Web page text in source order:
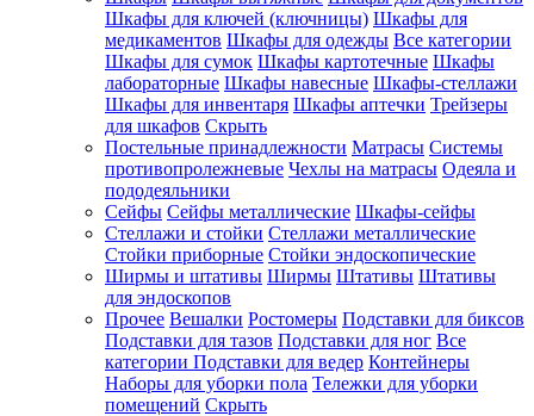
Шкафы для ключей (ключницы) Шкафы для
медикаментов Шкафы для одежды Все категории
Шкафы для сумок Шкафы картотечные Шкафы
лабораторные Шкафы навесные Шкафы-стеллажи
Шкафы для инвентаря Шкафы аптечки Трейзеры
для шкафов Скрыть
Постельные принадлежности Матрасы Системы
противопролежневые Чехлы на матрасы Одеяла и
пододеяльники
Сейфы Сейфы металлические Шкафы-сейфы
Стеллажи и стойки Стеллажи металлические
Стойки приборные Стойки эндоскопические
Ширмы и штативы Ширмы Штативы Штативы
для эндоскопов
Прочее Вешалки Ростомеры Подставки для биксов
Подставки для тазов Подставки для ног Все
категории Подставки для ведер Контейнеры
Наборы для уборки пола Тележки для уборки
помещений Скрыть